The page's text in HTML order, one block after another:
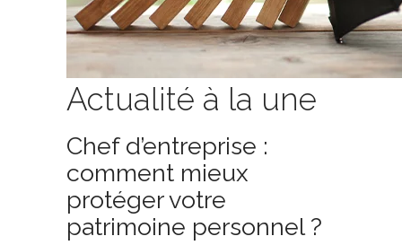
Actualité à la une
Chef d’entreprise :
comment mieux
protéger votre
patrimoine personnel ?